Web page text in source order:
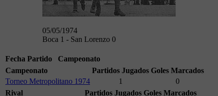
05/05/1974
Boca 1 - San Lorenzo 0
Fecha Partido
Campeonato
Campeonato
Partidos Jugados Goles Marcados
Torneo Metropolitano 1974
1
0
Rival
Partidos Jugados Goles Marcados